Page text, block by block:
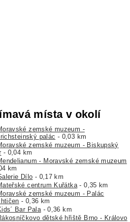
místa v okolí
zemské muzeum -
palác - 0,03 km
zemské muzeum - Biskupský
- 0,04 km
- Moravské zemské muzeum
km
Dílo - 0,17 km
centrum Kuřátka- 0,35 km
zemské muzeum - Palác
- 0,36 km
Bar Pala- 0,36 km
dětské hřiště Brno - Královo